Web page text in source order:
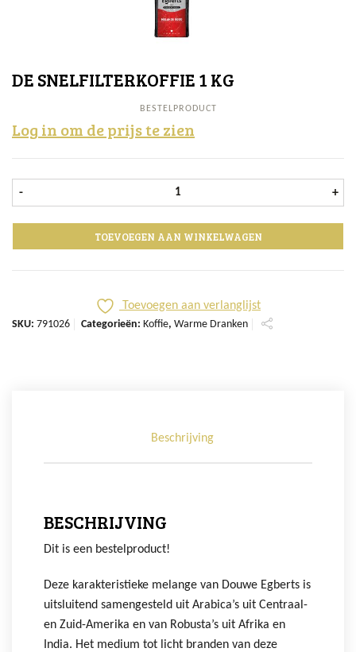
DE SNELFILTERKOFFIE 1 KG
BESTELPRODUCT
Log in om de prijs te zien
- DE Snelfilterkoffie 1 kg aantal +
TOEVOEGEN AAN WINKELWAGEN
Toevoegen aan verlanglijst
SKU: 791026 Categorieën: Koffie, Warme Dranken
Beschrijving
BESCHRIJVING
Dit is een bestelproduct!
Deze karakteristieke melange van Douwe Egberts is
uitsluitend samengesteld uit Arabica’s uit Centraal-
en Zuid-Amerika en van Robusta’s uit Afrika en
India. Het medium tot licht branden van deze